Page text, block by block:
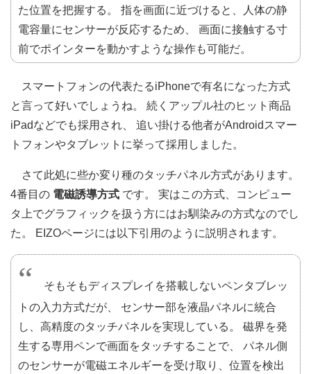
た位置を把握する。 指を画面に近づけると、人体の静
電容量にセンサーが反応するため、 画面に接触する寸
前でポインターを動かすような操作も可能だ。
スマートフォンの代表たるiPhoneで有名になった方式
と言って好いでしょうね。 続くアップル社のヒット商品
iPadなどでも採用され、 追い掛ける他者がAndroidスマー
トフォンやタブレットに挙って採用しました。
さて此処に些か変り種のタッチパネル方式があります。
4番目の 電磁誘導方式 です。 実はこの方式、コンピュー
タ上でグラフィックを扱う方にはお馴染みの方式なのでし
た。 EIZOページには以下引用のように説明されます。
そもそもディスプレイを搭載しないペンタブレッ
トの入力方式だが、 センサー部を液晶パネルに統合
し、高精度のタッチパネルを実現している。 磁界を発
生する専用ペンで画面をタッチすることで、 パネル側
のセンサーが電磁エネルギーを受け取り、位置を検出